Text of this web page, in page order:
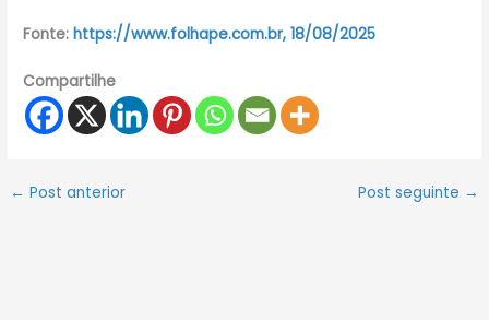
Fonte: https://www.folhape.com.br, 18/08/2025
Compartilhe
← Post anterior Post seguinte →